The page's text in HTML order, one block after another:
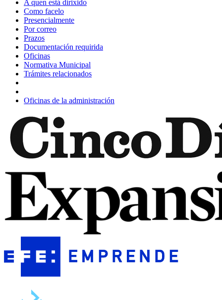
A quen está dirixido
Como facelo
Presencialmente
Por correo
Prazos
Documentación requirida
Oficinas
Normativa Municipal
Trámites relacionados
Oficinas de la administración